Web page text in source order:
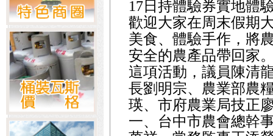
17日持體驗券實地體
歡迎大家在周末假期
美食、體驗手作，將
安全的農產品帶回家
這項活動，議員陳清
長劉明宗、農業部農
瑛、市府農業局技正
一、台中市農會總幹